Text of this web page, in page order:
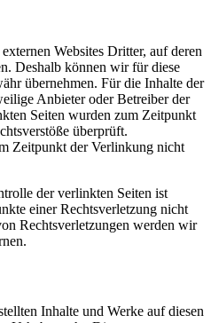
Websites Dritter, auf deren
Deshalb können wir für diese
übernehmen. Für die Inhalte der
Anbieter oder Betreiber der
Seiten wurden zum Zeitpunkt
überprüft.
Zeitpunkt der Verlinkung nicht
der verlinkten Seiten ist
einer Rechtsverletzung nicht
Rechtsverletzungen werden wir
Inhalte und Werke auf diesen